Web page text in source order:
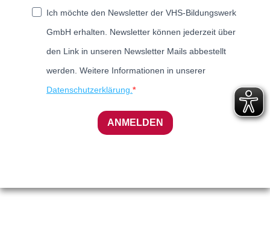
Ich möchte den Newsletter der VHS-Bildungswerk
GmbH erhalten. Newsletter können jederzeit über
den Link in unseren Newsletter Mails abbestellt
werden. Weitere Informationen in unserer
Datenschutzerklärung.
ANMELDEN